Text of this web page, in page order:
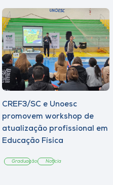
CREF3/SC e Unoesc
promovem workshop de
atualização profissional em
Educação Física
Graduação Notícia